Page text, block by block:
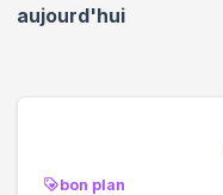
aujourd'hui
bon plan